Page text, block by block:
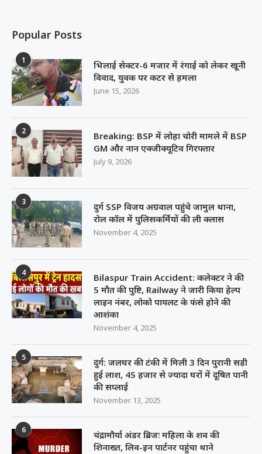
Popular Posts
1
भिलाई सेक्टर-6 मजार में रंगाई को लेकर खूनी
विवाद, युवक पर कटर से हमला
June 15, 2026
2
Breaking: BSP में लोहा चोरी मामले में BSP
GM और नान एक्जीक्यूटिव गिरफ्तार
July 9, 2026
3
दुर्ग SSP विजय अग्रवाल पहुंचे जामुल थाना,
रोल कॉल में पुलिसकर्मियों की ली क्लास
November 4, 2025
4
Bilaspur Train Accident: कलेक्टर ने की
5 मौत की पुष्टि, Railway ने जारी किया हेल्प
लाइन नंबर, लोको पायलट के फंसे होने की
आशंका
November 4, 2025
5
दुर्ग: जलघर की टंकी में मिली 3 दिन पुरानी सड़ी
हुई लाश, 45 हजार से ज्यादा घरों में दूषित पानी
की सप्लाई
November 13, 2025
6
चंद्रामौर्या अंडर ब्रिजः महिला के शव की
शिनाख्त, लिव-इन पार्टनर पहुंचा थाने